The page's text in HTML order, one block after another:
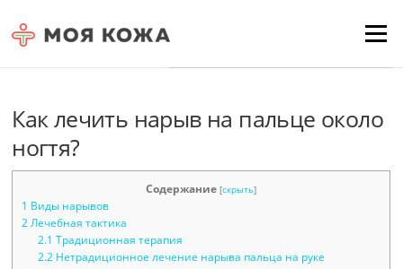
Menu
Как лечить нарыв на пальце около
ногтя?
Содержание [скрыть]
1 Виды нарывов
2 Лечебная тактика
2.1 Традиционная терапия
2.2Нетрадиционное лечение нарыва пальца на руке
Для любых предложений по